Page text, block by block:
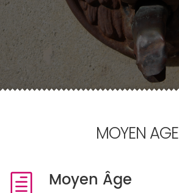
MOYEN AGE
Moyen Âge